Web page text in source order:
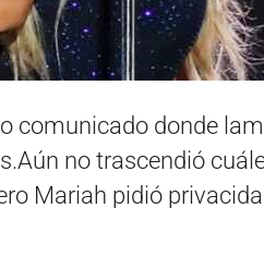
comunicado donde
no trascendió
Mariah pidió